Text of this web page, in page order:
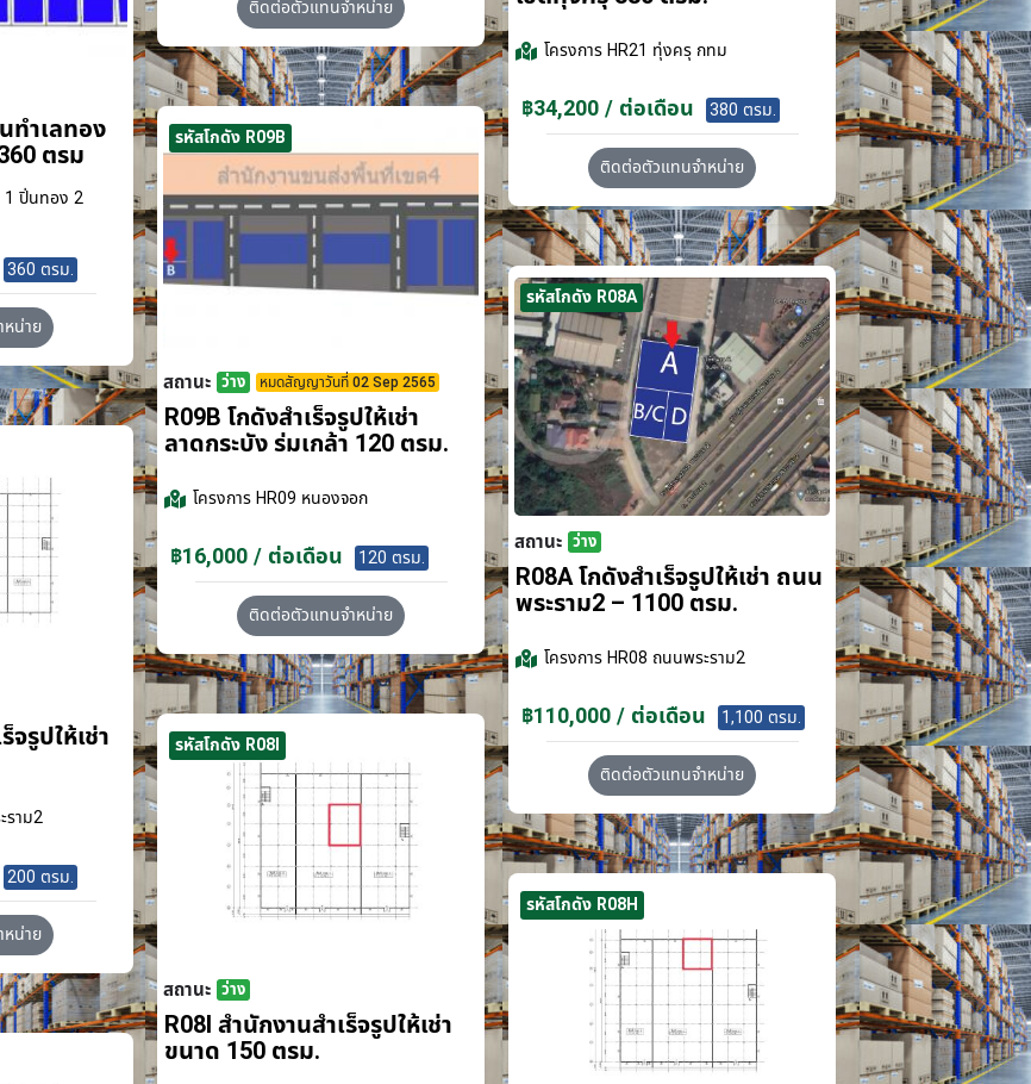
ติดต่อตัวแทนจำหน่าย
โครงการHR21 ทุ่งครุ กทม
฿34,200 / ต่อเดือน 380 ตรม.
ติดต่อตัวแทนจำหน่าย
ทำเลทอง
ตรม
1 ปิ่นทอง 2
360 ตรม.
น่าย
รหัสโกดัง R09B
สถานะ ว่าง หมดสัญญาวันที่ 02 Sep 2565
R09B โกดังสำเร็จรูปให้เช่า
ลาดกระบัง​ ร่มเกล้า 120 ตรม.
โครงการHR09 หนองจอก
฿16,000 / ต่อเดือน 120 ตรม.
ติดต่อตัวแทนจำหน่าย
รหัสโกดัง R08A
สถานะ ว่าง
R08A โกดังสำเร็จรูปให้เช่า ถนน
พระราม2 – 1100 ตรม.
โครงการHR08 ถนนพระราม2
฿110,000 / ต่อเดือน 1,100 ตรม.
ติดต่อตัวแทนจำหน่าย
จรูปให้เช่า
ราม2
200 ตรม.
น่าย
รหัสโกดัง R08I
สถานะ ว่าง
R08I สำนักงานสำเร็จรูปให้เช่า
ขนาด 150 ตรม.
รหัสโกดัง R08H